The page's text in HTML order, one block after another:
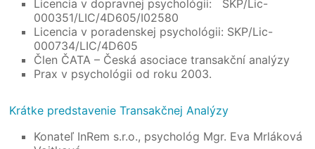
Licencia v dopravnej psychológii: SKP/Lic-
000351/LIC/4D605/I02580
Licencia v poradenskej psychológii: SKP/Lic-
000734/LIC/4D605
Člen ČATA – Česká asociace transakční analýzy
Prax v psychológii od roku 2003.
Krátke predstavenie Transakčnej Analýzy
Konateľ InRem s.r.o., psychológ Mgr. Eva Mrláková